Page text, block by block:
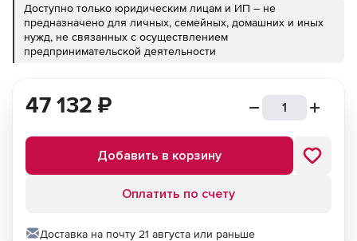
Доступно только юридическим лицам и ИП – не
предназначено для личных, семейных, домашних и иных
нужд, не связанных с осуществлением
предпринимательской деятельности
47 132 ₽
Добавить в корзину
Оплатить по счету
Доставка на почту 21 августа или раньше